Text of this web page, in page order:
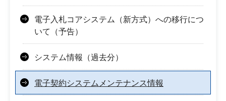
電子入札コアシステム（新方式）への移行につ
いて（予告）
システム情報（過去分）
電子契約システムメンテナンス情報